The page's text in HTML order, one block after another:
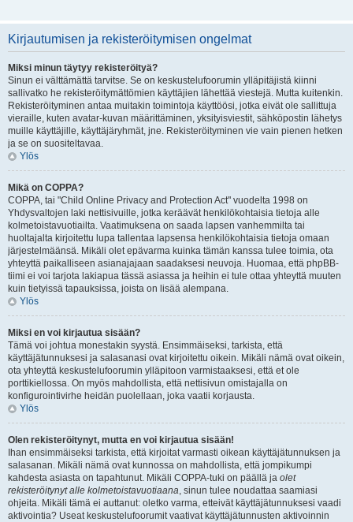
Kirjautumisen ja rekisteröitymisen ongelmat
Miksi minun täytyy rekisteröityä?
Sinun ei välttämättä tarvitse. Se on keskustelufoorumin ylläpitäjistä kiinni
sallivatko he rekisteröitymättömien käyttäjien lähettää viestejä. Mutta kuitenkin.
Rekisteröityminen antaa muitakin toimintoja käyttöösi, jotka eivät ole sallittuja
vieraille, kuten avatar-kuvan määrittäminen, yksityisviestit, sähköpostin lähetys
muille käyttäjille, käyttäjäryhmät, jne. Rekisteröityminen vie vain pienen hetken
ja se on suositeltavaa.
Ylös
Mikä on COPPA?
COPPA, tai "Child Online Privacy and Protection Act" vuodelta 1998 on
Yhdysvaltojen laki nettisivuille, jotka keräävät henkilökohtaisia tietoja alle
kolmetoistavuotiailta. Vaatimuksena on saada lapsen vanhemmilta tai
huoltajalta kirjoitettu lupa tallentaa lapsensa henkilökohtaisia tietoja omaan
järjestelmäänsä. Mikäli olet epävarma kuinka tämän kanssa tulee toimia, ota
yhteyttä paikalliseen asianajajaan saadaksesi neuvoja. Huomaa, että phpBB-
tiimi ei voi tarjota lakiapua tässä asiassa ja heihin ei tule ottaa yhteyttä muuten
kuin tietyissä tapauksissa, joista on lisää alempana.
Ylös
Miksi en voi kirjautua sisään?
Tämä voi johtua monestakin syystä. Ensimmäiseksi, tarkista, että
käyttäjätunnuksesi ja salasanasi ovat kirjoitettu oikein. Mikäli nämä ovat oikein,
ota yhteyttä keskustelufoorumin ylläpitoon varmistaaksesi, että et ole
porttikiellossa. On myös mahdollista, että nettisivun omistajalla on
konfigurointivirhe heidän puolellaan, joka vaatii korjausta.
Ylös
Olen rekisteröitynyt, mutta en voi kirjautua sisään!
Ihan ensimmäiseksi tarkista, että kirjoitat varmasti oikean käyttäjätunnuksen ja
salasanan. Mikäli nämä ovat kunnossa on mahdollista, että jompikumpi
kahdesta asiasta on tapahtunut. Mikäli COPPA-tuki on päällä ja olet
rekisteröitynyt alle kolmetoistavuotiaana, sinun tulee noudattaa saamiasi
ohjeita. Mikäli tämä ei auttanut: oletko varma, etteivät käyttäjätunnuksesi vaadi
aktivointia? Useat keskustelufoorumit vaativat käyttäjätunnusten aktivoinnin